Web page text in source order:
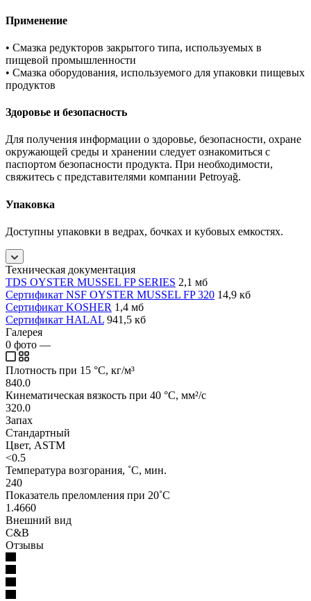
Применение
• Смазка редукторов закрытого типа, используемых в
пищевой промышленности
• Смазка оборудования, используемого для упаковки пищевых
продуктов
Здоровье и безопасность
Для получения информации о здоровье, безопасности, охране
окружающей среды и хранении следует ознакомиться с
паспортом безопасности продукта. При необходимости,
свяжитесь с представителями компании Petroyağ.
Упаковка
Доступны упаковки в ведрах, бочках и кубовых емкостях.
Техническая документация
TDS OYSTER MUSSEL FP SERIES 2,1 мб
Сертификат NSF OYSTER MUSSEL FP 320 14,9 кб
Сертификат KOSHER 1,4 мб
Сертификат HALAL 941,5 кб
Галерея
0 фото —
Плотность при 15 °C, кг/м³
840.0
Кинематическая вязкость при 40 °C, мм²/с
320.0
Запах
Стандартный
Цвет, ASTM
<0.5
Температура возгорания, ˚C, мин.
240
Показатель преломления при 20˚C
1.4660
Внешний вид
C&B
Отзывы